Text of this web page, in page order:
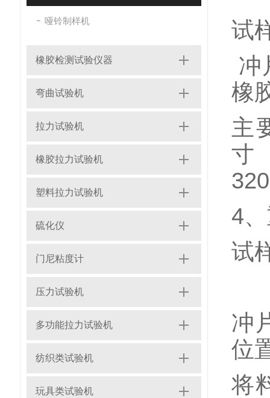
哑铃制样机
橡胶检测试验仪器
弯曲试验机
拉力试验机
橡胶拉力试验机
塑料拉力试验机
硫化仪
门尼粘度计
压力试验机
多功能拉力试验机
纺织类试验机
玩具类试验机
试
冲
橡
主
4
试
冲
位
将